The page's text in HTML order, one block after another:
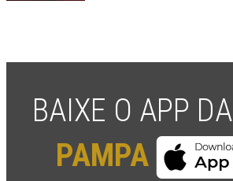
BAIXE O APP DA
PAMPA